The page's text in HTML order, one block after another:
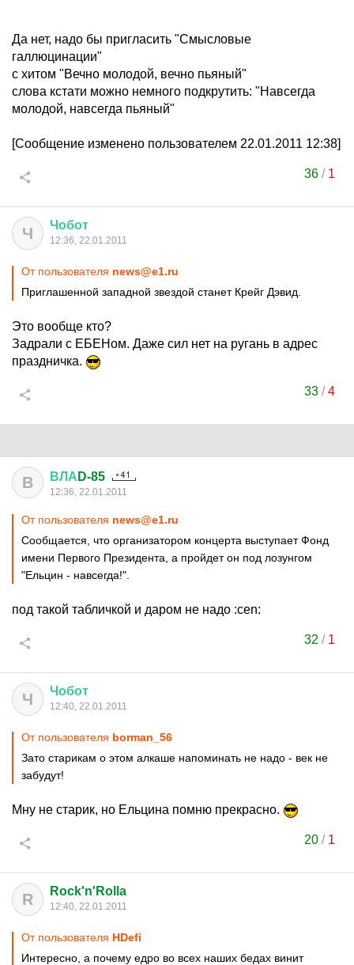
Да нет, надо бы пригласить "Смысловые
галлюцинации"
с хитом "Вечно молодой, вечно пьяный"
слова кстати можно немного подкрутить: "Навсегда
молодой, навсегда пьяный"
[Сообщение изменено пользователем 22.01.2011 12:38]
36 / 1
Ч Чобот
12:36, 22.01.2011
От пользователя news@e1.ru
Приглашенной западной звездой станет Крейг Дэвид.
Это вообще кто?
Задрали с ЕБЕНом. Даже сил нет на ругань в адрес
праздничка.
33 /4
В ВЛА D-85
12:36, 22.01.2011
От пользователя news@e1.ru
Сообщается, что организатором концерта выступает Фонд
имени Первого Президента, а пройдет он под лозунгом
"Ельцин - навсегда!".
под такой табличкой и даром не надо :cen:
32 / 1
Ч Чобот
12:40, 22.01.2011
От пользователя borman_56
Зато старикам о этом алкаше напоминать не надо - век не
забудут!
Мну не старик, но Ельцина помню прекрасно.
20 / 1
R Rock'n'Rolla
12:40, 22.01.2011
От пользователя HDefi
Интересно, а почему едро во всех наших бедах винит